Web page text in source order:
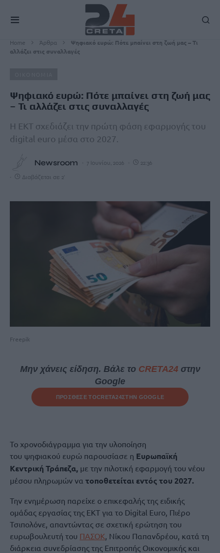
Home Άρθρα
Ψηφιακό ευρώ: Πότε μπαίνει στη ζωή μας – Τι
αλλάζει στις συναλλαγές
Ψηφιακό ευρώ: Πότε μπαίνει στη ζωή μας
– Τι αλλάζει στις συναλλαγές
Η ΕΚΤ σχεδιάζει την πρώτη φάση εφαρμογής του
digital euro μέσα στο 2027.
Newsroom 7 Ιουνίου, 2026 22:36
Διαβάζεται σε 2'
Freepik
Μην χάνεις είδηση. Βάλε το CRETA24στην
Google
ΠΡΟΣΘΕΣΕ ΤΟCRETA24ΣΤΗΝ GOOGLE
Το χρονοδιάγραμμα για την υλοποίηση
του ψηφιακού ευρώ παρουσίασε η Ευρωπαϊκή
Κεντρική Τράπεζα, με την πιλοτική εφαρμογή του νέου
μέσου πληρωμών να τοποθετείται εντός του 2027.
Την ενημέρωση παρείχε ο επικεφαλής της ειδικής
ομάδας εργασίας της ΕΚΤ για το Digital Euro, Πιέρο
Τσιπολόνε, απαντώντας σε σχετική ερώτηση του
ευρωβουλευτή του ΠΑΣΟΚ, Νίκου Παπανδρέου, κατά τη
διάρκεια συνεδρίασης της Επιτροπής Οικονομικής και